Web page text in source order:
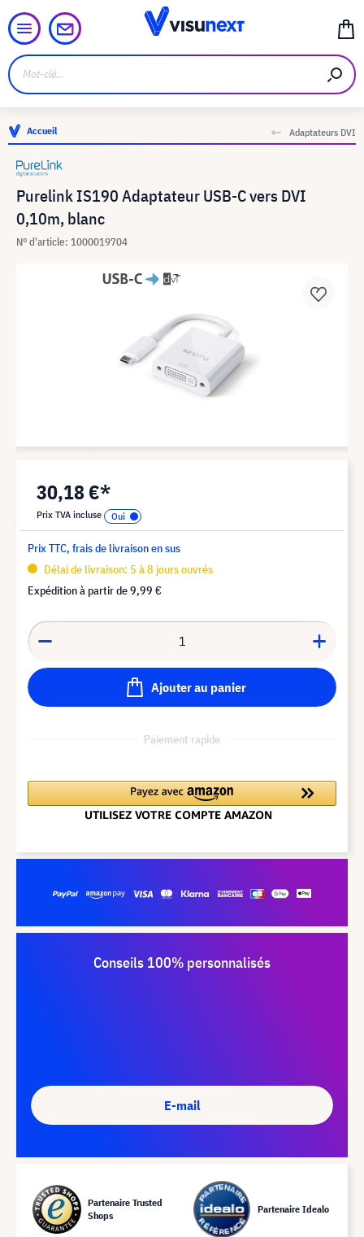
Accueil Adaptateurs DVI
Purelink IS190 Adaptateur USB-C vers DVI
0,10m, blanc
N° d'article: 1000019704
30,18 €*
Prix TVA incluse
Prix TTC, frais de livraison en sus
Délai de livraison: 5 à 8 jours ouvrés
Expédition à partir de9,99 €
Ajouter au panier
Paiement rapide
Conseils 100% personnalisés
E-mail
Partenaire Trusted
Shops
Partenaire Idealo